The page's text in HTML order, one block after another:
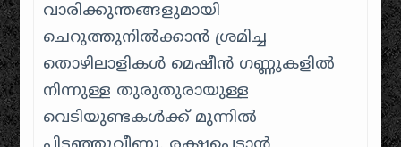
വാരിക്കുന്തങ്ങളുമായി
ചെറുത്തുനിൽക്കാൻ ശ്രമിച്ച
തൊഴിലാളികൾ മെഷീൻ ഗണ്ണുകളിൽ
നിന്നുള്ള തുരുതുരായുള്ള
വെടിയുണ്ടകൾക്ക് മുന്നിൽ